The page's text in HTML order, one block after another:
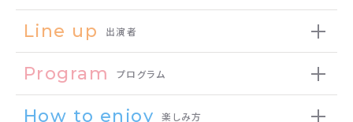
Line up 出演者
Program プログラム
How to enjoy 楽しみ方